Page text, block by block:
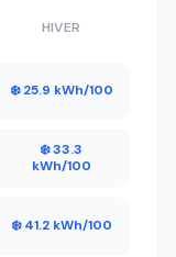
HIVER
❄️ 25.9 kWh/100
❄️ 33.3
kWh/100
❄️ 41.2 kWh/100